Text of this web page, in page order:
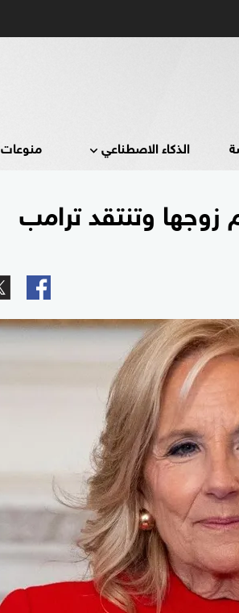
الذكاء الاصطناعي منوعات
وتنتقد ترامب